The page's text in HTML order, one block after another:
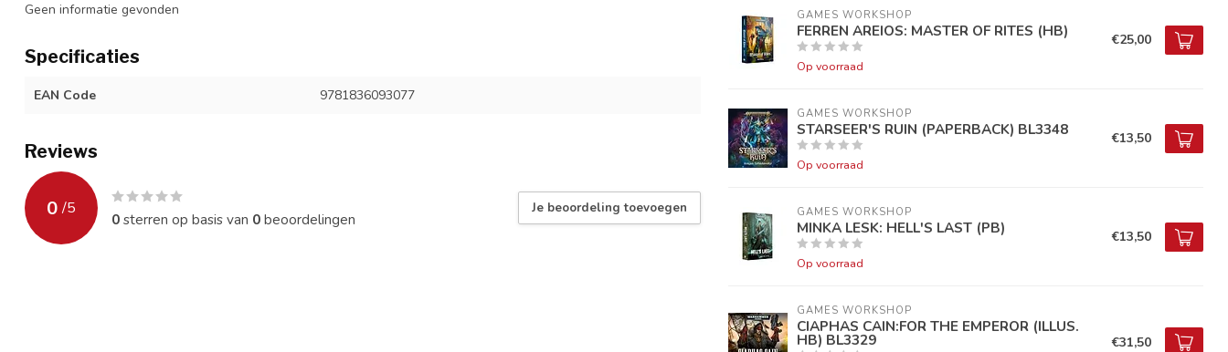
Geen informatie gevonden
Specificaties
EAN Code 9781836093077
Reviews
0 /5
0sterren op basis van 0beoordelingen
Je beoordeling toevoegen
GAMES WORKSHOP
FERREN AREIOS: MASTER OF RITES (HB)
Op voorraad
€25,00
GAMES WORKSHOP
STARSEER'S RUIN (PAPERBACK) BL3348
Op voorraad
€13,50
GAMES WORKSHOP
MINKA LESK: HELL'S LAST (PB)
Op voorraad
€13,50
GAMES WORKSHOP
CIAPHAS CAIN:FOR THE EMPEROR (ILLUS.
HB) BL3329 €31,50